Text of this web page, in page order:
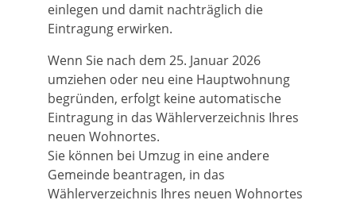
einlegen und damit nachträglich die
Eintragung erwirken.
Wenn Sie nach dem 25. Januar 2026
umziehen oder neu eine Hauptwohnung
begründen, erfolgt keine automatische
Eintragung in das Wählerverzeichnis Ihres
neuen Wohnortes.
Sie können bei Umzug in eine andere
Gemeinde beantragen, in das
Wählerverzeichnis Ihres neuen Wohnortes